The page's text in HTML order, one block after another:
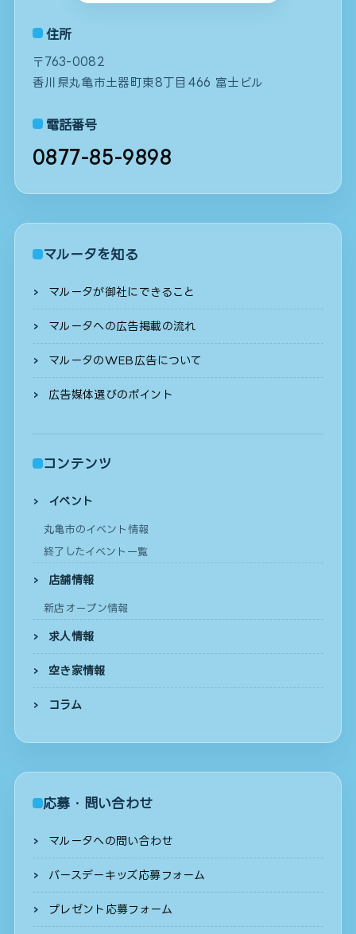
住所
〒763-0082
香川県丸亀市土器町東8丁目466 富士ビル
電話番号
0877-85-9898
マルータを知る
マルータが御社にできること
マルータへの広告掲載の流れ
マルータのWEB広告について
広告媒体選びのポイント
コンテンツ
イベント
丸亀市のイベント情報
終了したイベント一覧
店舗情報
新店オープン情報
求人情報
空き家情報
コラム
応募・問い合わせ
マルータへの問い合わせ
バースデーキッズ応募フォーム
プレゼント応募フォーム